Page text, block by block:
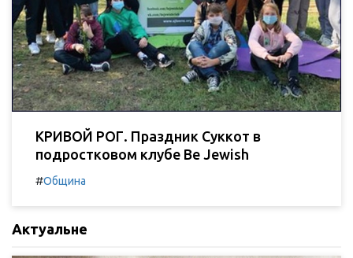
КРИВОЙ РОГ. Праздник Суккот в
подростковом клубе Be Jewish
#Община
Актуальне